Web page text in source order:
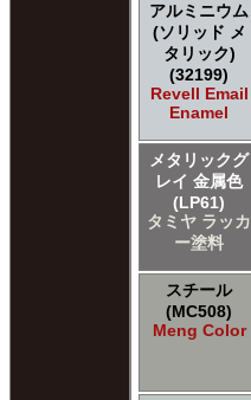
アルミニウム
(ソリッド メ
タリック)
(32199)
Revell Email
Enamel
メタリックグ
レイ 金属色
(LP61)
タミヤ ラッカ
ー塗料
スチール
(MC508)
Meng Color